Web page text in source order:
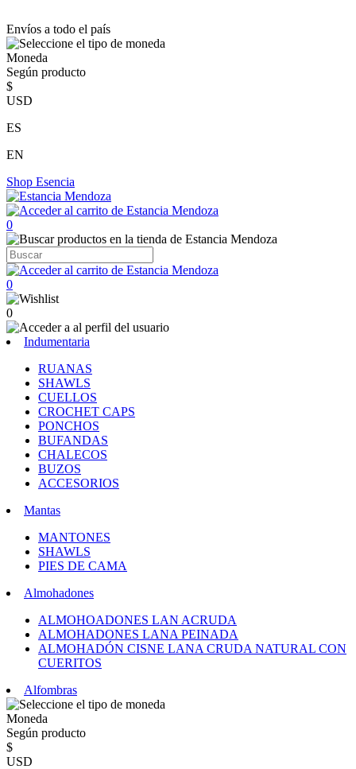
Envíos a todo el país
Moneda
Según producto
$
USD
ES
EN
Shop Esencia
0
0
0
Indumentaria
RUANAS
SHAWLS
CUELLOS
CROCHET CAPS
PONCHOS
BUFANDAS
CHALECOS
BUZOS
ACCESORIOS
Mantas
MANTONES
SHAWLS
PIES DE CAMA
Almohadones
ALMOHOADONES LAN ACRUDA
ALMOHADONES LANA PEINADA
ALMOHADÓN CISNE LANA CRUDA NATURAL CON
CUERITOS
Alfombras
Moneda
Según producto
$
USD